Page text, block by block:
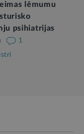
lēmumu
psihiatrijas
1